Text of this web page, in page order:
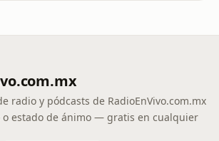
radio y pódcasts de RadioEnVivo.com.mx
estado de ánimo — gratis en cualquier